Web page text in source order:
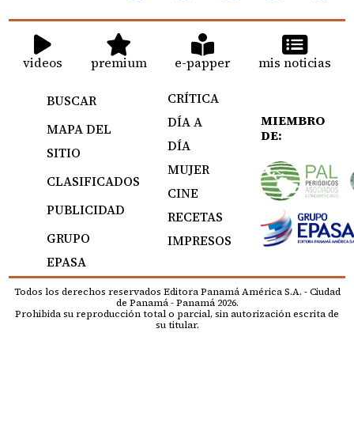
videos premium e-papper mis noticias
BUSCAR
MAPA DEL
SITIO
CLASIFICADOS
PUBLICIDAD
GRUPO
EPASA
CRÍTICA
DÍA A
DÍA
MUJER
CINE
RECETAS
IMPRESOS
MIEMBRO
DE:
Todos los derechos reservados Editora Panamá América S.A. - Ciudad
de Panamá - Panamá 2026.
Prohibida su reproducción total o parcial, sin autorización escrita de
su titular.